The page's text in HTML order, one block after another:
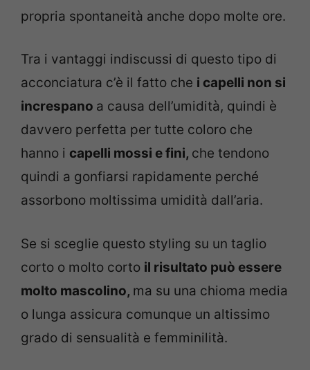
propria spontaneità anche dopo molte ore.
Tra i vantaggi indiscussi di questo tipo di
acconciatura c’è il fatto che i capelli non si
increspano a causa dell’umidità, quindi è
davvero perfetta per tutte coloro che
hanno i capelli mossi e fini, che tendono
quindi a gonfiarsi rapidamente perché
assorbono moltissima umidità dall’aria.
Se si sceglie questo styling su un taglio
corto o molto corto il risultato può essere
molto mascolino, ma su una chioma media
o lunga assicura comunque un altissimo
grado di sensualità e femminilità.